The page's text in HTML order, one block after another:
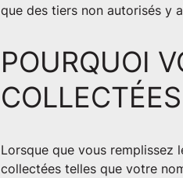
que des tiers non autorisés y
POURQUOI
Lorsque que vous remplissez
collectées telles que votre